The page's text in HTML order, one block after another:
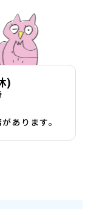
)
あります。